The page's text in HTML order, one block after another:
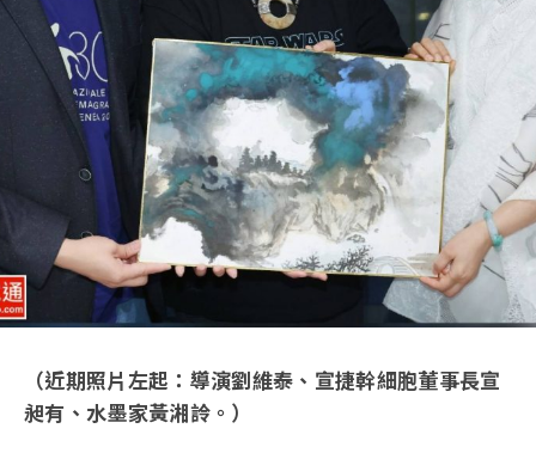
（近期照片左起：導演劉維泰、宣捷幹細胞董事長宣
昶有、水墨家黃湘詅。）